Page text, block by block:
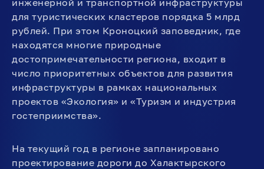
инженерной и транспортной инфраструктуры
для туристических кластеров порядка 5 млрд
рублей. При этом Кроноцкий заповедник, где
находятся многие природные
достопримечательности региона, входит в
число приоритетных объектов для развития
инфраструктуры в рамках национальных
проектов «Экология» и «Туризм и индустрия
гостеприимства».
На текущий год в регионе запланировано
проектирование дороги до Халактырского